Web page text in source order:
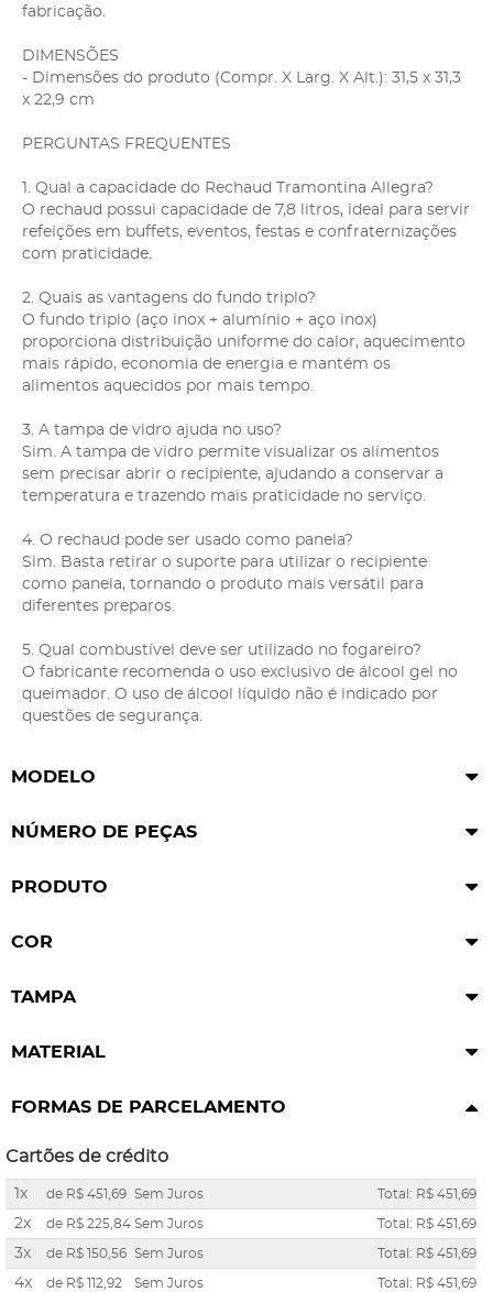
fabricação.
DIMENSÕES
- Dimensões do produto (Compr. X Larg. X Alt.): 31,5 x 31,3
x 22,9 cm
PERGUNTAS FREQUENTES
1. Qual a capacidade do Rechaud Tramontina Allegra?
O rechaud possui capacidade de 7,8 litros, ideal para servir
refeições em buffets, eventos, festas e confraternizações
com praticidade.
2. Quais as vantagens do fundo triplo?
O fundo triplo (aço inox + alumínio + aço inox)
proporciona distribuição uniforme do calor, aquecimento
mais rápido, economia de energia e mantém os
alimentos aquecidos por mais tempo.
3. A tampa de vidro ajuda no uso?
Sim. A tampa de vidro permite visualizar os alimentos
sem precisar abrir o recipiente, ajudando a conservar a
temperatura e trazendo mais praticidade no serviço.
4. O rechaud pode ser usado como panela?
Sim. Basta retirar o suporte para utilizar o recipiente
como panela, tornando o produto mais versátil para
diferentes preparos.
5. Qual combustível deve ser utilizado no fogareiro?
O fabricante recomenda o uso exclusivo de álcool gel no
queimador. O uso de álcool líquido não é indicado por
questões de segurança.
MODELO
NÚMERO DE PEÇAS
PRODUTO
COR
TAMPA
MATERIAL
FORMAS DE PARCELAMENTO
Cartões de crédito
1x de R$ 451,69 Sem Juros Total: R$ 451,69
2x de R$ 225,84 Sem Juros Total: R$ 451,69
3x de R$ 150,56 Sem Juros Total: R$ 451,69
4x de R$ 112,92 Sem Juros Total: R$ 451,69